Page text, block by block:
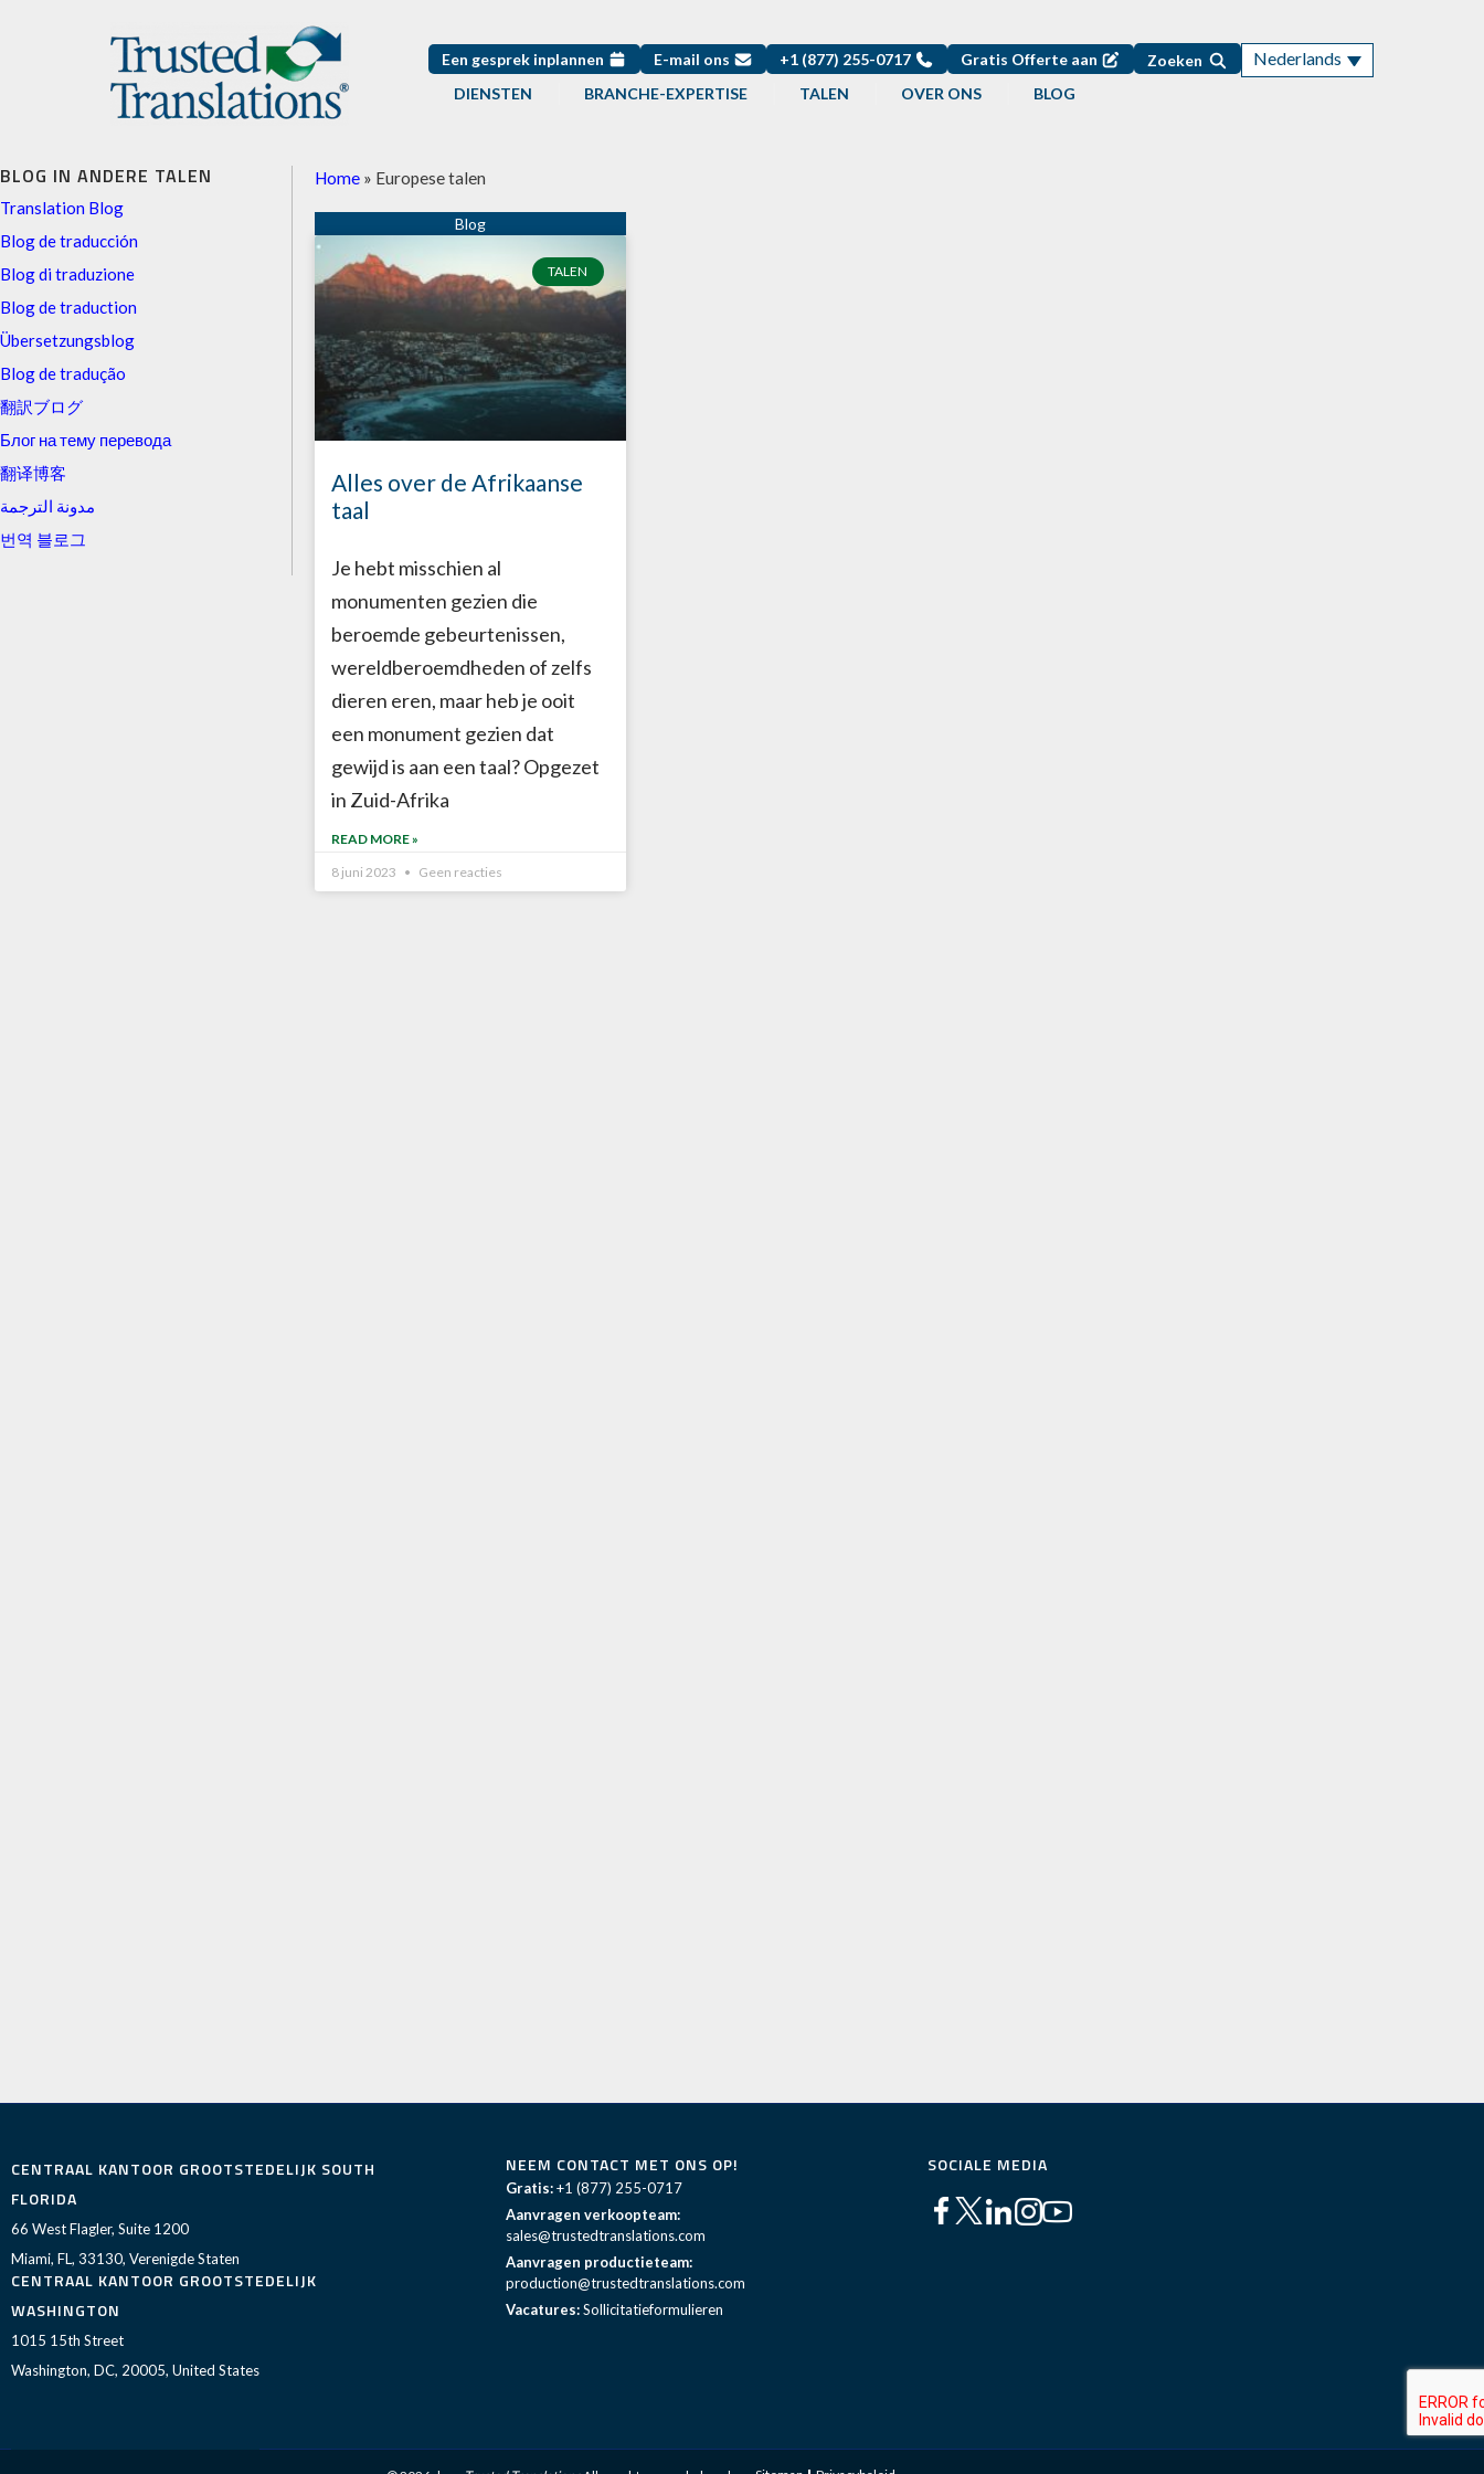
Een gesprek inplannen E-mail ons +1 (877) 255-0717 Gratis Offerte aan Zoeken Nederlands
DIENSTEN BRANCHE-EXPERTISE TALEN OVER ONS BLOG
BLOG IN ANDERE TALEN
Translation Blog
Blog de traducción
Blog di traduzione
Blog de traduction
Übersetzungsblog
Blog de tradução
翻訳ブログ
Блог на тему перевода
翻译博客
مدونة الترجمة
번역 블로그
Home » Europese talen
TALEN
Alles over de Afrikaanse
taal
Je hebt misschien al
monumenten gezien die
beroemde gebeurtenissen,
wereldberoemdheden of zelfs
dieren eren, maar heb je ooit
een monument gezien dat
gewijd is aan een taal? Opgezet
in Zuid-Afrika
READ MORE »
8 juni 2023
Geen reacties
CENTRAAL KANTOOR GROOTSTEDELIJK SOUTH
FLORIDA
66 West Flagler, Suite 1200
Miami, FL, 33130, Verenigde Staten
CENTRAAL KANTOOR GROOTSTEDELIJK
WASHINGTON
1015 15th Street
Washington, DC, 20005, United States
NEEM CONTACT MET ONS OP!
Gratis: +1 (877) 255-0717
Aanvragen verkoopteam:
sales@trustedtranslations.com
Aanvragen productieteam:
production@trustedtranslations.com
Vacatures:Sollicitatieformulieren
SOCIALE MEDIA